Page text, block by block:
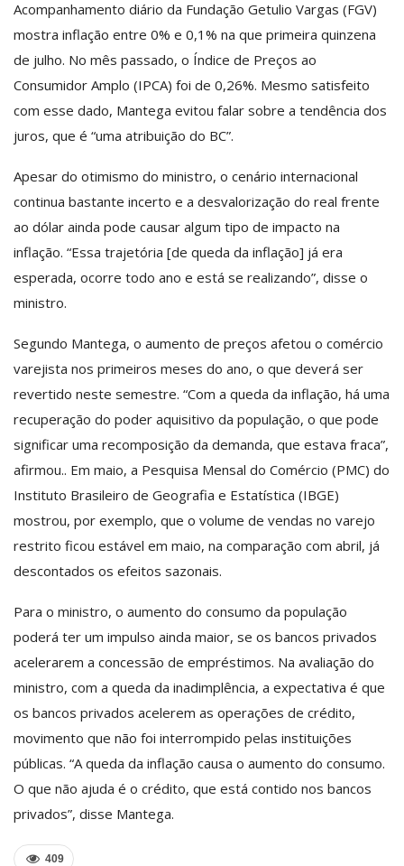
Acompanhamento diário da Fundação Getulio Vargas (FGV)
mostra inflação entre 0% e 0,1% na que primeira quinzena
de julho. No mês passado, o Índice de Preços ao
Consumidor Amplo (IPCA) foi de 0,26%. Mesmo satisfeito
com esse dado, Mantega evitou falar sobre a tendência dos
juros, que é “uma atribuição do BC”.
Apesar do otimismo do ministro, o cenário internacional
continua bastante incerto e a desvalorização do real frente
ao dólar ainda pode causar algum tipo de impacto na
inflação. “Essa trajetória [de queda da inflação] já era
esperada, ocorre todo ano e está se realizando”, disse o
ministro.
Segundo Mantega, o aumento de preços afetou o comércio
varejista nos primeiros meses do ano, o que deverá ser
revertido neste semestre. “Com a queda da inflação, há uma
recuperação do poder aquisitivo da população, o que pode
significar uma recomposição da demanda, que estava fraca”,
afirmou.. Em maio, a Pesquisa Mensal do Comércio (PMC) do
Instituto Brasileiro de Geografia e Estatística (IBGE)
mostrou, por exemplo, que o volume de vendas no varejo
restrito ficou estável em maio, na comparação com abril, já
descontados os efeitos sazonais.
Para o ministro, o aumento do consumo da população
poderá ter um impulso ainda maior, se os bancos privados
acelerarem a concessão de empréstimos. Na avaliação do
ministro, com a queda da inadimplência, a expectativa é que
os bancos privados acelerem as operações de crédito,
movimento que não foi interrompido pelas instituições
públicas. “A queda da inflação causa o aumento do consumo.
O que não ajuda é o crédito, que está contido nos bancos
privados”, disse Mantega.
409